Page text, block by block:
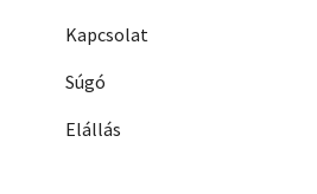
Kapcsolat
Súgó
Elállás